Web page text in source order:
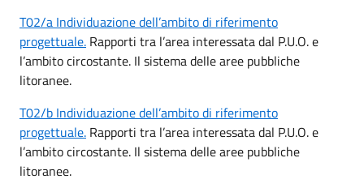
T02/a Individuazione dell’ambito di riferimento
progettuale. Rapporti tra l’area interessata dal P.U.O. e
l’ambito circostante. Il sistema delle aree pubbliche
litoranee.
T02/b Individuazione dell’ambito di riferimento
progettuale. Rapporti tra l’area interessata dal P.U.O. e
l’ambito circostante. Il sistema delle aree pubbliche
litoranee.